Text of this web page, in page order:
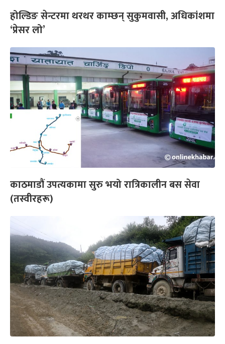
होल्डिङ सेन्टरमा थरथर काम्छन् सुकुमवासी, अधिकांशमा
‘प्रेसर लो’
काठमाडौं उपत्यकामा सुरु भयो रात्रिकालीन बस सेवा
(तस्वीरहरू)